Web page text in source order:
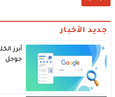
جديد الأخبار
جوجل